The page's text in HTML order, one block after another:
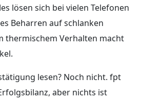
lösen sich bei vielen Telefonen
Beharren auf schlanken
thermischem Verhalten macht
lesen? Noch nicht. fpt
aber nichts ist